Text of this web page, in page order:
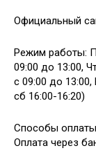
Официальный
Режим работы:
09:00 до 13:00,
с 09:00 до
сб 16:00-16:20)
Способы
Оплата через